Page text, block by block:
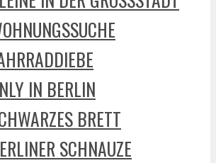
IN BERLIN
BRETT
SCHNAUZE